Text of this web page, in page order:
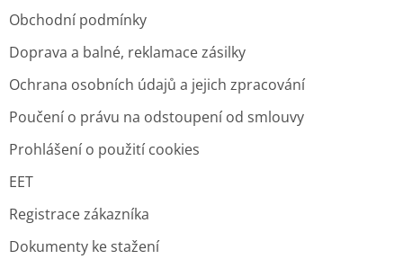
Obchodní podmínky
Doprava a balné, reklamace zásilky
Ochrana osobních údajů a jejich zpracování
Poučení o právu na odstoupení od smlouvy
Prohlášení o použití cookies
EET
Registrace zákazníka
Dokumenty ke stažení